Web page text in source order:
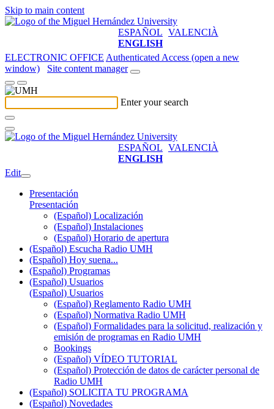
Skip to main content
ESPAÑOL VALENCIÀ
ENGLISH
ELECTRONIC OFFICE Authenticated Access (open a new
window)
Site content manager
Enter your search
ESPAÑOL VALENCIÀ
ENGLISH
Edit
Presentación
Presentación
(Español) Localización
(Español) Instalaciones
(Español) Horario de apertura
(Español) Escucha Radio UMH
(Español) Hoy suena...
(Español) Programas
(Español) Usuarios
(Español) Usuarios
(Español) Reglamento Radio UMH
(Español) Normativa Radio UMH
(Español) Formalidades para la solicitud, realización y
emisión de programas en Radio UMH
Bookings
(Español) VÍDEO TUTORIAL
(Español) Protección de datos de carácter personal de
Radio UMH
(Español) SOLICITA TU PROGRAMA
(Español) Novedades